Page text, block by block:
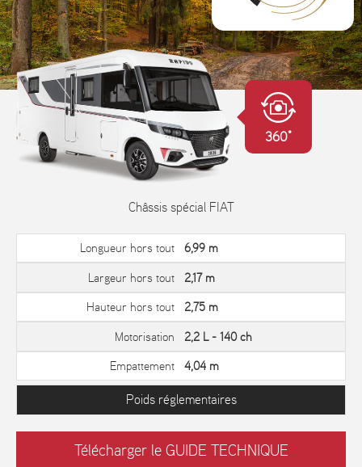
360°
Châssis spécial FIAT
Longueur hors tout 6,99 m
Largeur hors tout 2,17 m
Hauteur hors tout 2,75 m
Motorisation 2,2 L - 140 ch
Empattement 4,04 m
Poids réglementaires
Télécharger le GUIDE TECHNIQUE